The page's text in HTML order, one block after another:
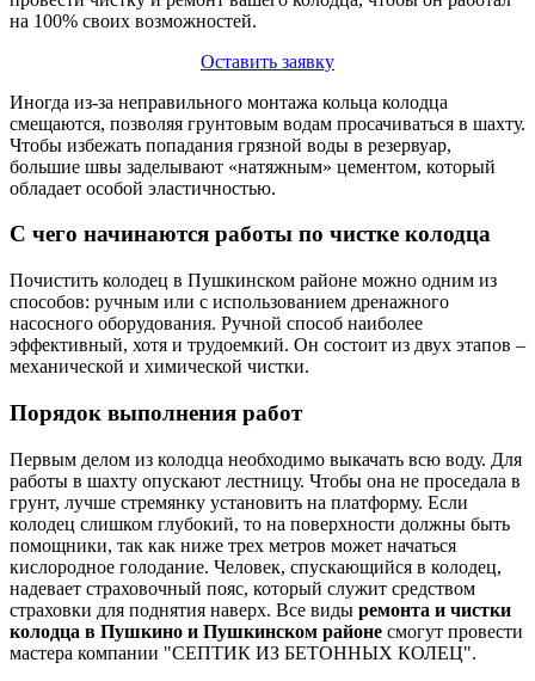
на 100% своих возможностей.
Оставить заявку
Иногда из-за неправильного монтажа кольца колодца
смещаются, позволяя грунтовым водам просачиваться в шахту.
Чтобы избежать попадания грязной воды в резервуар,
большие швы заделывают «натяжным» цементом, который
обладает особой эластичностью.
С чего начинаются работы по чистке колодца
Почистить колодец в Пушкинском районе можно одним из
способов: ручным или с использованием дренажного
насосного оборудования. Ручной способ наиболее
эффективный, хотя и трудоемкий. Он состоит из двух этапов –
механической и химической чистки.
Порядок выполнения работ
Первым делом из колодца необходимо выкачать всю воду. Для
работы в шахту опускают лестницу. Чтобы она не проседала в
грунт, лучше стремянку установить на платформу. Если
колодец слишком глубокий, то на поверхности должны быть
помощники, так как ниже трех метров может начаться
кислородное голодание. Человек, спускающийся в колодец,
надевает страховочный пояс, который служит средством
страховки для поднятия наверх. Все виды ремонта и чистки
колодца в Пушкино и Пушкинском районе смогут провести
мастера компании "СЕПТИК ИЗ БЕТОННЫХ КОЛЕЦ".